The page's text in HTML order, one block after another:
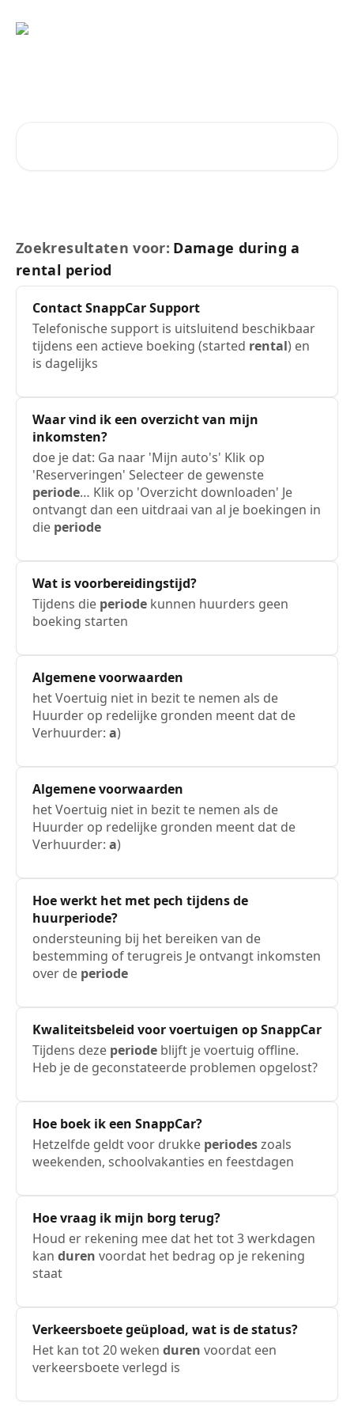
Zoekresultaten voor: Damage during a
rental period
Contact SnappCar Support
Telefonische support is uitsluitend beschikbaar
tijdens een actieve boeking (started rental) en
is dagelijks
Waar vind ik een overzicht van mijn
inkomsten?
doe je dat: Ga naar 'Mijn auto's' Klik op
'Reserveringen' Selecteer de gewenste
periode… Klik op 'Overzicht downloaden' Je
ontvangt dan een uitdraai van al je boekingen in
die periode
Wat is voorbereidingstijd?
Tijdens die periode kunnen huurders geen
boeking starten
Algemene voorwaarden
het Voertuig niet in bezit te nemen als de
Huurder op redelijke gronden meent dat de
Verhuurder: a)
Algemene voorwaarden
het Voertuig niet in bezit te nemen als de
Huurder op redelijke gronden meent dat de
Verhuurder: a)
Hoe werkt het met pech tijdens de
huurperiode?
ondersteuning bij het bereiken van de
bestemming of terugreis Je ontvangt inkomsten
over de periode
Kwaliteitsbeleid voor voertuigen op SnappCar
Tijdens deze periode blijft je voertuig offline.
Heb je de geconstateerde problemen opgelost?
Hoe boek ik een SnappCar?
Hetzelfde geldt voor drukke periodeszoals
weekenden, schoolvakanties en feestdagen
Hoe vraag ik mijn borg terug?
Houd er rekening mee dat het tot 3 werkdagen
kan duren voordat het bedrag op je rekening
staat
Verkeersboete geüpload, wat is de status?
Het kan tot 20 weken duren voordat een
verkeersboete verlegd is